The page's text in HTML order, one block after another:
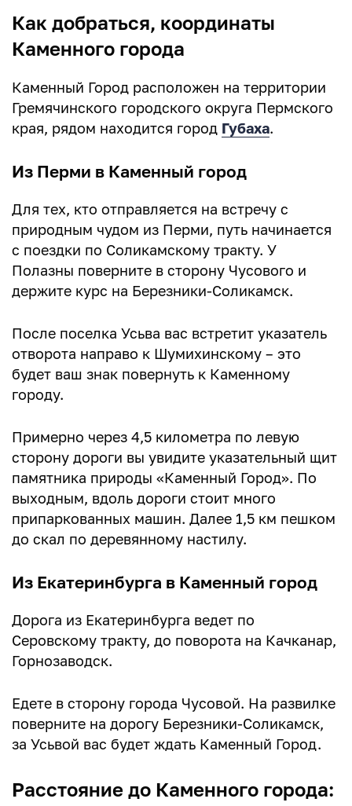
Как добраться, координаты
Каменного города
Каменный Город расположен на территории
Гремячинского городского округа Пермского
края, рядом находится город Губаха.
Из Перми в Каменный город
Для тех, кто отправляется на встречу с
природным чудом из Перми, путь начинается
с поездки по Соликамскому тракту. У
Полазны поверните в сторону Чусового и
держите курс на Березники-Соликамск.
После поселка Усьва вас встретит указатель
отворота направо к Шумихинскому – это
будет ваш знак повернуть к Каменному
городу.
Примерно через 4,5 километра по левую
сторону дороги вы увидите указательный щит
памятника природы «Каменный Город». По
выходным, вдоль дороги стоит много
припаркованных машин. Далее 1,5 км пешком
до скал по деревянному настилу.
Из Екатеринбурга в Каменный город
Дорога из Екатеринбурга ведет по
Серовскому тракту, до поворота на Качканар,
Горнозаводск.
Едете в сторону города Чусовой. На развилке
поверните на дорогу Березники-Соликамск,
за Усьвой вас будет ждать Каменный Город.
Расстояние до Каменного города: